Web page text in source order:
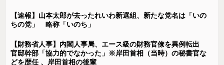
【速報】山本太郎が去ったれいわ新選組、新たな党名は「いの
ちの党」 略称「いのち」
【財務省人事】内閣人事局、エース級の財務官僚を異例転出
官邸幹部「協力的でなかった」※岸田首相（当時）の秘書官な
どを歴任 、岸田首相の後輩